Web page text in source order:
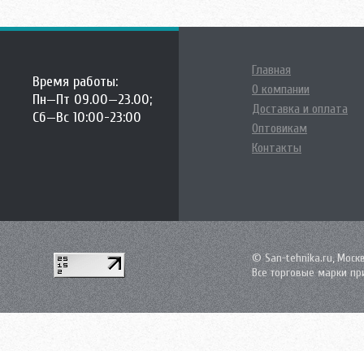
Время работы:
Пн—Пт 09.00—23.00;
Сб—Вс 10:00-23:00
Главная
О компании
Доставка и оплата
Оптовикам
Контакты
© San-tehnika.ru,
Все торговые марки